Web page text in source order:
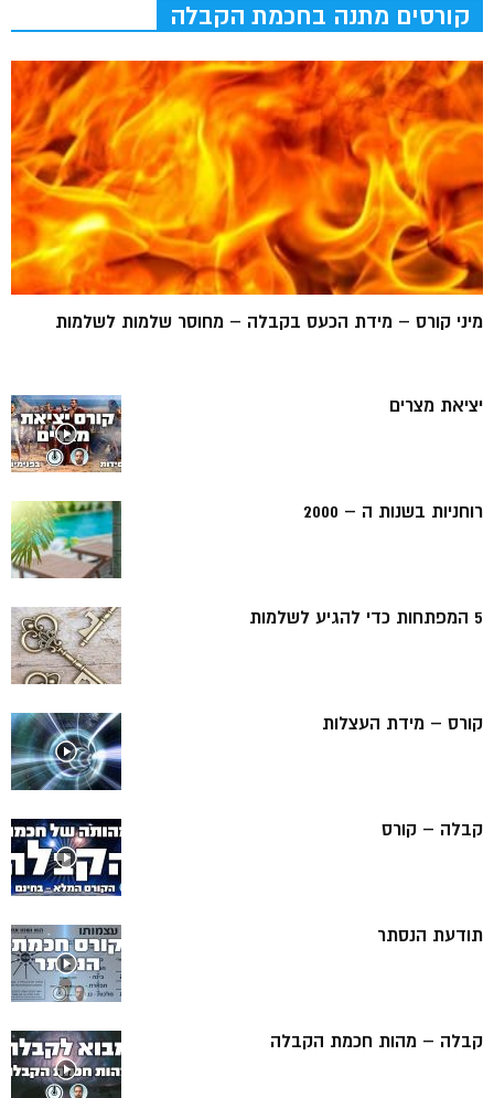
קורסים מתנה בחכמת הקבלה
מיני קורס – מידת הכעס בקבלה – מחוסר שלמות לשלמות
יציאת מצרים
רוחניות בשנות ה – 2000
5 המפתחות כדי להגיע לשלמות
קורס – מידת העצלות
קבלה – קורס
תודעת הנסתר
קבלה – מהות חכמת הקבלה